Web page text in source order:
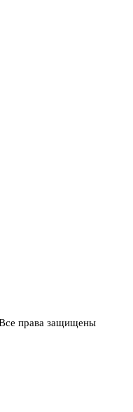
права защищены